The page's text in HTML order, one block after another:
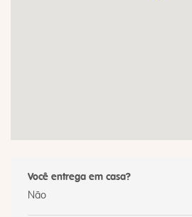
Você entrega em casa?
Não